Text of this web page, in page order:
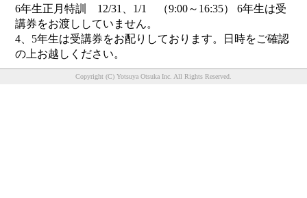
6年生正月特訓 12/31、1/1 （9:00～16:35） 6年生は受
講券をお渡ししていません。
4、5年生は受講券をお配りしております。日時をご確認
の上お越しください。
Copyright (C) Yotsuya Otsuka Inc. All Rights Reserved.